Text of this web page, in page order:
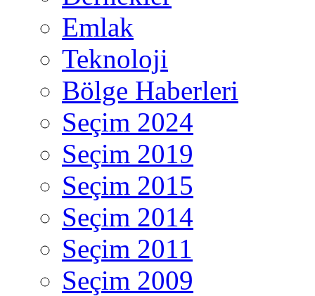
Emlak
Teknoloji
Bölge Haberleri
Seçim 2024
Seçim 2019
Seçim 2015
Seçim 2014
Seçim 2011
Seçim 2009